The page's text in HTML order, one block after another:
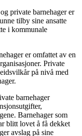
private barnehager er
tilby sine ansatte
i kommunale
er omfattet av en
Private
på nivå med
barnehager
Barnehager som
blitt lovet å få dekket
avslag på sine